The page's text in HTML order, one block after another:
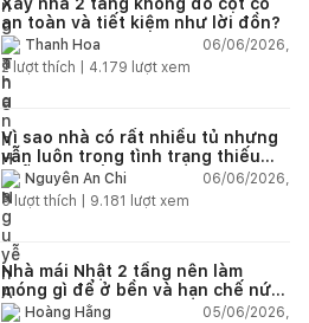
an toàn và tiết kiệm như lời đồn?
Thanh Hoa
06/06/2026,
2lượt thích | 4.179 lượt xem
Vì sao nhà có rất nhiều tủ nhưng
vẫn luôn trong tình trạng thiếu
chỗ chứa đồ?
Nguyễn An Chi
06/06/2026,
5lượt thích | 9.181 lượt xem
Nhà mái Nhật 2 tầng nên làm
móng gì để ở bền và hạn chế nứt
lún?Hoàng Hằng
05/06/2026,